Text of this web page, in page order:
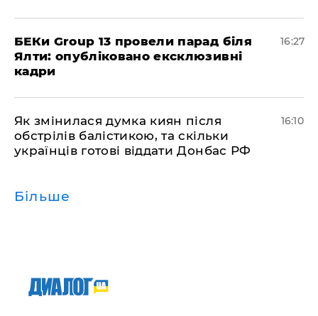
БЕКи Group 13 провели парад біля
Ялти: опубліковано ексклюзивні
кадри
16:27
Як змінилася думка киян після
обстрілів балістикою, та скільки
українців готові віддати Донбас РФ
16:10
Більше